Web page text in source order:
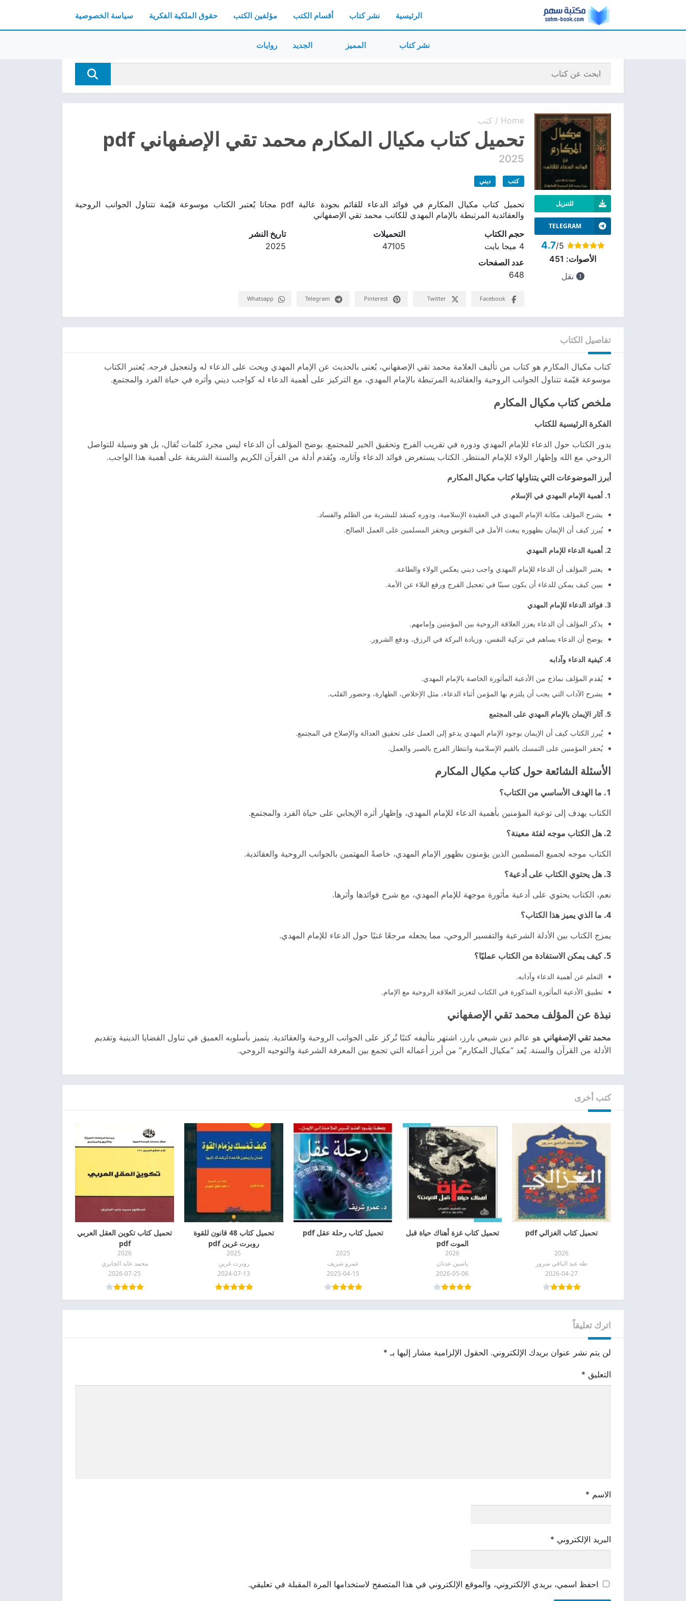
الرئيسية نشر كتاب أقسام الكتب مؤلفين الكتب حقوق الملكية الفكرية سياسة الخصوصية
نشر كتاب المميز الجديد روايات
Home
/ كتب
تحميل كتاب مكيال المكارم محمد تقي الإصفهاني pdf
2025
كتب ديني
تحميل كتاب مكيال المكارم في فوائد الدعاء للقائم بجودة عالية pdf مجانا يُعتبر الكتاب موسوعة قيّمة تتناول الجوانب الروحية
والعقائدية المرتبطة بالإمام المهدي للكاتب محمد تقي الإصفهاني
للتنزيل
TELEGRAM
4.7/5
الأصوات: 451
نقل
حجم الكتاب
4 ميجا بايت
التحميلات
47105
تاريخ النشر
2025
عدد الصفحات
648
Facebook
Twitter
Pinterest
Telegram
Whatsapp
تفاصيل الكتاب
كتاب مكيال المكارم هو كتاب من تأليف العلامة محمد تقي الإصفهاني، يُعنى بالحديث عن الإمام المهدي ويحث على الدعاء له ولتعجيل فرجه. يُعتبر الكتاب
موسوعة قيّمة تتناول الجوانب الروحية والعقائدية المرتبطة بالإمام المهدي، مع التركيز على أهمية الدعاء له كواجب ديني وأثره في حياة الفرد والمجتمع.
ملخص كتاب مكيال المكارم
الفكرة الرئيسية للكتاب
يدور الكتاب حول الدعاء للإمام المهدي ودوره في تقريب الفرج وتحقيق الخير للمجتمع. يوضح المؤلف أن الدعاء ليس مجرد كلمات تُقال، بل هو وسيلة للتواصل
الروحي مع الله وإظهار الولاء للإمام المنتظر. الكتاب يستعرض فوائد الدعاء وآثاره، ويُقدم أدلة من القرآن الكريم والسنة الشريفة على أهمية هذا الواجب.
أبرز الموضوعات التي يتناولها كتاب مكيال المكارم
1. أهمية الإمام المهدي في الإسلام
يشرح المؤلف مكانة الإمام المهدي في العقيدة الإسلامية، ودوره كمنقذ للبشرية من الظلم والفساد.
يُبرز كيف أن الإيمان بظهوره يبعث الأمل في النفوس ويحفز المسلمين على العمل الصالح.
2. أهمية الدعاء للإمام المهدي
يعتبر المؤلف أن الدعاء للإمام المهدي واجب ديني يعكس الولاء والطاعة.
يبين كيف يمكن للدعاء أن يكون سببًا في تعجيل الفرج ورفع البلاء عن الأمة.
3. فوائد الدعاء للإمام المهدي
يذكر المؤلف أن الدعاء يعزز العلاقة الروحية بين المؤمنين وإمامهم.
يوضح أن الدعاء يساهم في تزكية النفس، وزيادة البركة في الرزق، ودفع الشرور.
4. كيفية الدعاء وآدابه
يُقدم المؤلف نماذج من الأدعية المأثورة الخاصة بالإمام المهدي.
يشرح الآداب التي يجب أن يلتزم بها المؤمن أثناء الدعاء، مثل الإخلاص، الطهارة، وحضور القلب.
5. آثار الإيمان بالإمام المهدي على المجتمع
يُبرز الكتاب كيف أن الإيمان بوجود الإمام المهدي يدعو إلى العمل على تحقيق العدالة والإصلاح في المجتمع.
يُحفز المؤمنين على التمسك بالقيم الإسلامية وانتظار الفرج بالصبر والعمل.
الأسئلة الشائعة حول كتاب مكيال المكارم
1. ما الهدف الأساسي من الكتاب؟
الكتاب يهدف إلى توعية المؤمنين بأهمية الدعاء للإمام المهدي، وإظهار أثره الإيجابي على حياة الفرد والمجتمع.
2. هل الكتاب موجه لفئة معينة؟
الكتاب موجه لجميع المسلمين الذين يؤمنون بظهور الإمام المهدي، خاصةً المهتمين بالجوانب الروحية والعقائدية.
3. هل يحتوي الكتاب على أدعية؟
نعم، الكتاب يحتوي على أدعية مأثورة موجهة للإمام المهدي، مع شرح فوائدها وأثرها.
4. ما الذي يميز هذا الكتاب؟
يمزج الكتاب بين الأدلة الشرعية والتفسير الروحي، مما يجعله مرجعًا غنيًا حول الدعاء للإمام المهدي.
5. كيف يمكن الاستفادة من الكتاب عمليًا؟
التعلم عن أهمية الدعاء وآدابه.
تطبيق الأدعية المأثورة المذكورة في الكتاب لتعزيز العلاقة الروحية مع الإمام.
نبذة عن المؤلف محمد تقي الإصفهاني
محمد تقي الإصفهاني هو عالم دين شيعي بارز، اشتهر بتأليفه كتبًا تُركز على الجوانب الروحية والعقائدية. يتميز بأسلوبه العميق في تناول القضايا الدينية وتقديم
الأدلة من القرآن والسنة. يُعد “مكيال المكارم” من أبرز أعماله التي تجمع بين المعرفة الشرعية والتوجيه الروحي.
كتب أخرى
تحميل كتاب الغزالي pdf
2026
طه عبد الباقي سرور
2026-04-27
تحميل كتاب غزة أهناك حياة قبل
الموت pdf
2026
ياسين عدنان
2026-05-06
تحميل كتاب رحلة عقل pdf
2025
عمرو شريف
2025-04-15
تحميل كتاب 48 قانون للقوة
روبرت غرين pdf
2025
روبرت غرين
2024-07-13
تحميل كتاب تكوين العقل العربي
pdf
2026
محمد عابد الجابري
2026-07-25
اترك تعليقاً
لن يتم نشر عنوان بريدك الإلكتروني. الحقول الإلزامية مشار إليها بـ *
التعليق *
الاسم *
البريد الإلكتروني *
احفظ اسمي، بريدي الإلكتروني، والموقع الإلكتروني في هذا المتصفح لاستخدامها المرة المقبلة في تعليقي.